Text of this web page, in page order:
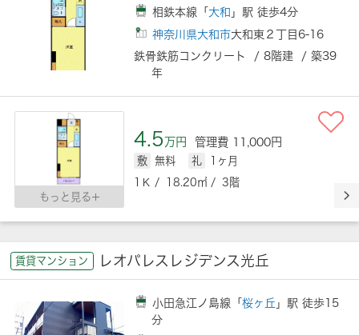
相鉄本線「 大和 」駅 徒歩4分
神奈川県大和市大和東２丁目6-16
鉄骨鉄筋コンクリート / 8階建 / 築39
年
もっと見る
4.5万円 管理費 11,000円
敷 無料 礼
1ヶ月
1Ｋ / 18.20㎡ / 3階
賃貸マンション レオパレスレジデンス光丘
小田急江ノ島線「桜ヶ丘 」駅 徒歩15
分